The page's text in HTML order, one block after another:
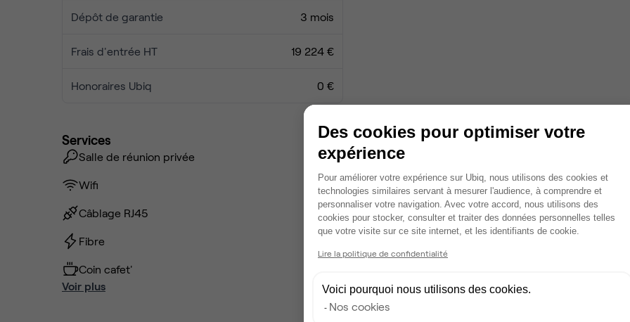
Dépôt de garantie 3 mois
Frais d'entrée HT 19 224 €
Honoraires Ubiq 0 €
Services
Salle de réunion privée
Wifi
Câblage RJ45
Fibre
Coin cafet'
Climatisation
Espace d'attente
Espace détente
Voir plus
Des cookies pour optimiser votre
expérience
Plateforme de Gestion du
Pour améliorer votre expérience sur Ubiq, nous utilisons des cookies et
technologies similaires servant à mesurer l'audience, à comprendre et
personnaliser votre navigation. Avec votre accord, nous utilisons des
cookies pour stocker, consulter et traiter des données personnelles telles
que votre visite sur ce site internet, et les identifiants de cookie.
Lire la politique de confidentialité
Voici pourquoi nous utilisons des cookies.
Nos cookies
Axeptio consent